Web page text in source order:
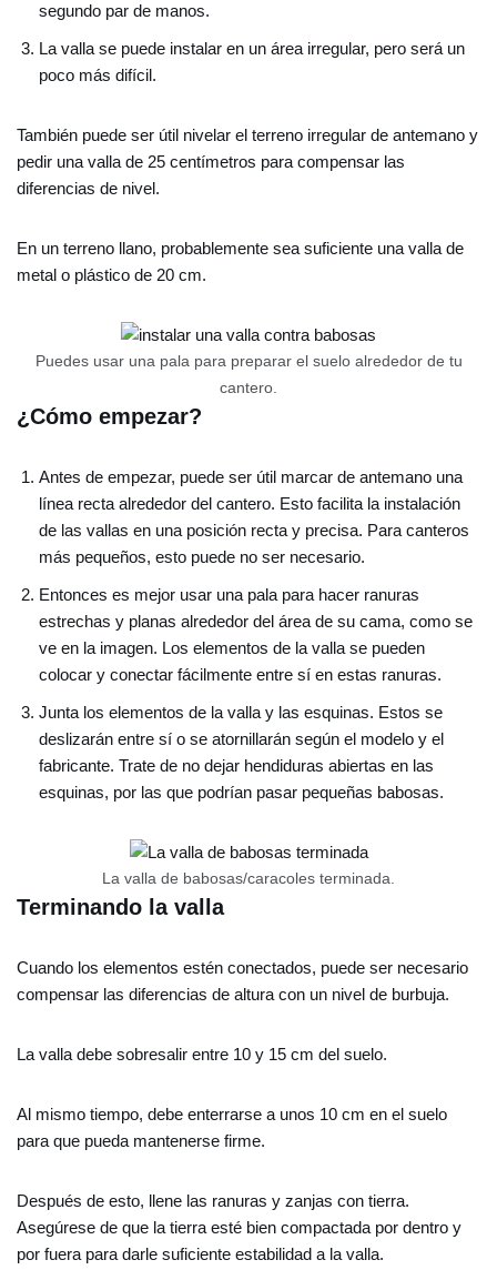
segundo par de manos.
La valla se puede instalar en un área irregular, pero será un
poco más difícil.
También puede ser útil nivelar el terreno irregular de antemano y
pedir una valla de 25 centímetros para compensar las
diferencias de nivel.
En un terreno llano, probablemente sea suficiente una valla de
metal o plástico de 20 cm.
Puedes usar una pala para preparar el suelo alrededor de tu
cantero.
¿Cómo empezar?
Antes de empezar, puede ser útil marcar de antemano una
línea recta alrededor del cantero. Esto facilita la instalación
de las vallas en una posición recta y precisa. Para canteros
más pequeños, esto puede no ser necesario.
Entonces es mejor usar una pala para hacer ranuras
estrechas y planas alrededor del área de su cama, como se
ve en la imagen. Los elementos de la valla se pueden
colocar y conectar fácilmente entre sí en estas ranuras.
Junta los elementos de la valla y las esquinas. Estos se
deslizarán entre sí o se atornillarán según el modelo y el
fabricante. Trate de no dejar hendiduras abiertas en las
esquinas, por las que podrían pasar pequeñas babosas.
La valla de babosas/caracoles terminada.
Terminando la valla
Cuando los elementos estén conectados, puede ser necesario
compensar las diferencias de altura con un nivel de burbuja.
La valla debe sobresalir entre 10 y 15 cm del suelo.
Al mismo tiempo, debe enterrarse a unos 10 cm en el suelo
para que pueda mantenerse firme.
Después de esto, llene las ranuras y zanjas con tierra.
Asegúrese de que la tierra esté bien compactada por dentro y
por fuera para darle suficiente estabilidad a la valla.